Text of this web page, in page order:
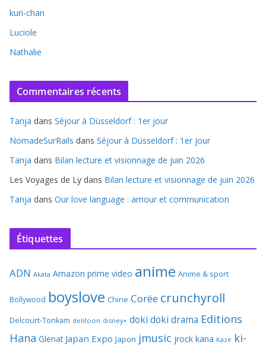
kuri-chan
Luciole
Nathalie
Commentaires récents
Tanja dans Séjour à Düsseldorf : 1er jour
NomadeSurRails dans Séjour à Düsseldorf : 1er jour
Tanja dans Bilan lecture et visionnage de juin 2026
Les Voyages de Ly dans Bilan lecture et visionnage de juin 2026
Tanja dans Our love language : amour et communication
Étiquettes
ADN Akata Amazon prime video anime Anime & sport
Bollywood boyslove Chine Corée crunchyroll
Delcourt-Tonkam delitoon disney+ doki doki drama Editions
Hana Glenat Japan Expo Japon jmusic jrock kana Kaze ki-